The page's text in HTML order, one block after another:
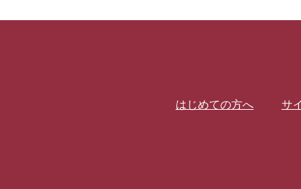
はじめての方へ サ